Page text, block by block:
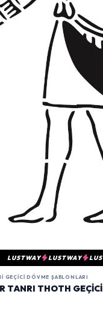
LUSTWAY LUSTWAY
GEÇICI DÖVME ŞABLONLARI
TANRI THOTH